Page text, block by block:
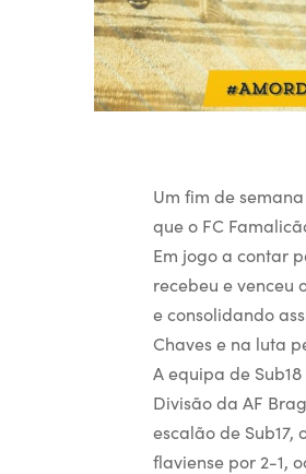
Um fim de
que o FC
Em jogo a contar
recebeu e venceu
e consolidando
Chaves e na luta
A equipa de
Divisão da AF
escalão de
flaviense por 2-1,